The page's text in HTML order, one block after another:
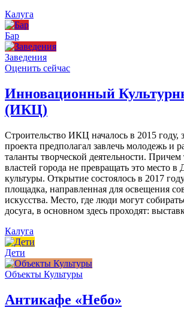
Калуга
Бар
Заведения
Оценить сейчас
Инновационный
(ИКЦ)
Строительство ИКЦ началось в 2015 году,
проекта предполагал завлечь молодежь и
таланты творческой деятельности. Причем
властей города не превращать это место в
культуры. Открытие состоялось в 2017
площадка, направленная для освещения
искусства. Место, где люди могут
досуга, в основном здесь проходят:
Калуга
Дети
Объекты Культуры
Антикафе «Небо»